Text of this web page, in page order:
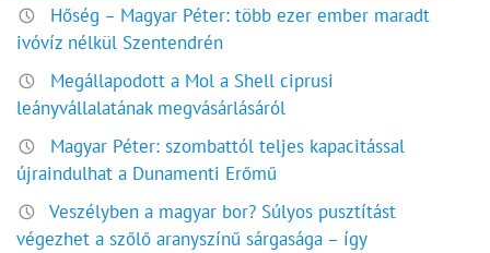
Hőség – Magyar Péter: több ezer ember maradt
ivóvíz nélkül Szentendrén
Megállapodott a Mol a Shell ciprusi
leányvállalatának megvásárlásáról
Magyar Péter: szombattól teljes kapacitással
újraindulhat a Dunamenti Erőmű
Veszélyben a magyar bor? Súlyos pusztítást
végezhet a szőlő aranyszínű sárgasága – így